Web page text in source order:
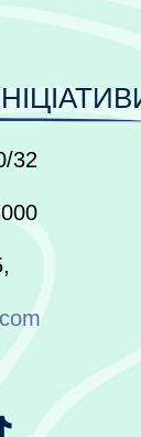
32